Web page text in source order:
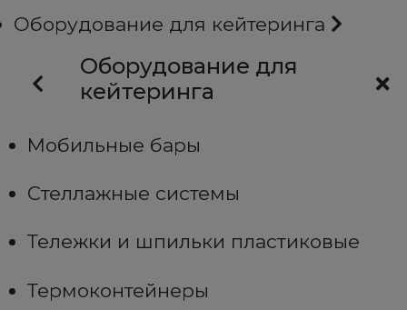
Оборудование для кейтеринга
Оборудование для
кейтеринга
Мобильные бары
Стеллажные системы
Тележки и шпильки пластиковые
Термоконтейнеры